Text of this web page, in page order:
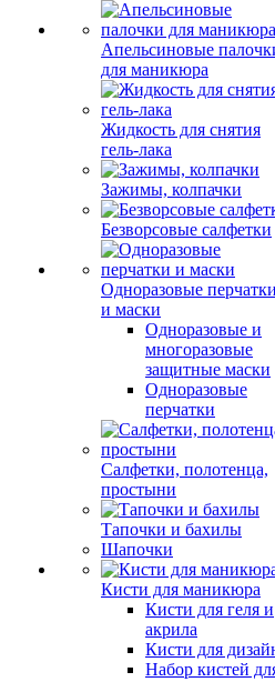
Апельсиновые
для маникюра
Жидкость для снятия
гель-лака
Зажимы, колпачки
Безворсовые салфетки
Одноразовые перчатки
и маски
Одноразовые и
многоразовые
защитные маски
Одноразовые
перчатки
Салфетки, полотенца,
простыни
Тапочки и бахилы
Шапочки
Кисти для маникюра
Кисти для геля и
акрила
Кисти для
Набор кистей